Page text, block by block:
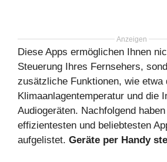
Anzeigen
Diese Apps ermöglichen Ihnen
Steuerung Ihres Fernsehers,
zusätzliche Funktionen, wie etwa
Klimaanlagentemperatur und die
Audiogeräten. Nachfolgend
effizientesten und beliebtesten
aufgelistet. Geräte per Handy